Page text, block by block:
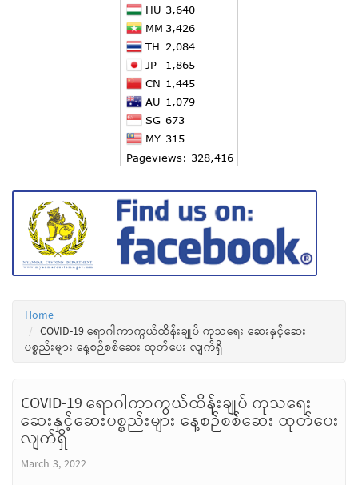
Home
COVID-19 ရောဂါကာကွယ်ထိန်းချုပ် ကုသရေး ဆေးနှင့်ဆေး
ပစ္စည်းများ နေ့စဉ်စစ်ဆေး ထုတ်ပေး လျက်ရှိ
COVID-19 ရောဂါကာကွယ်ထိန်းချုပ် ကုသရေး
ဆေးနှင့်ဆေးပစ္စည်းများ နေ့စဉ်စစ်ဆေး ထုတ်ပေး
လျက်ရှိ
March 3, 2022